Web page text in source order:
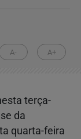
A- A+
terça-
da
quarta-feira